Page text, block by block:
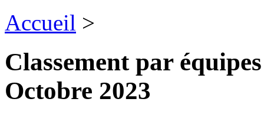
Accueil >
Classement par
Octobre 2023